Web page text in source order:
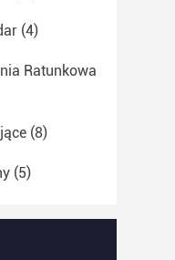
(4)
Ratunkowa
(8)
(5)